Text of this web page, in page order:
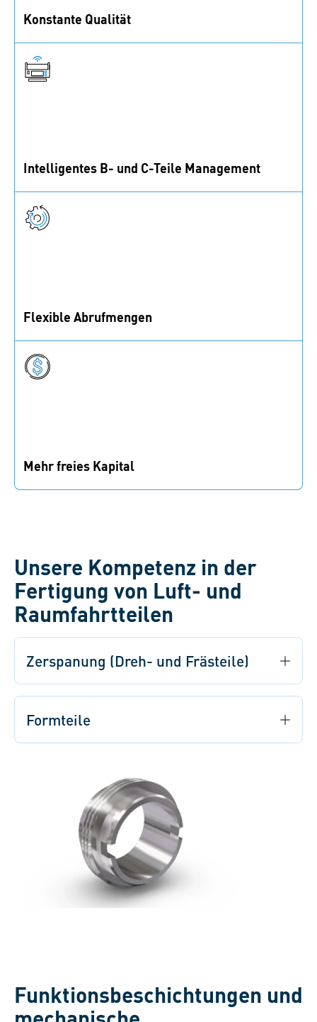
Konstante Qualität
Standards erfüllen. So garantieren wir höchste
Produktqualität.
Intelligentes B- und C-Teile Management
Factory Logistics Services.
Flexible Abrufmengen
für Ihren Prototypen benötigen, wir sind für Sie da.
Mehr freies Kapital
Unsere Kompetenz in der
Fertigung von Luft- und
Raumfahrtteilen
Zerspanung (Dreh- und Frästeile)
Formteile
Funktionsbeschichtungen und